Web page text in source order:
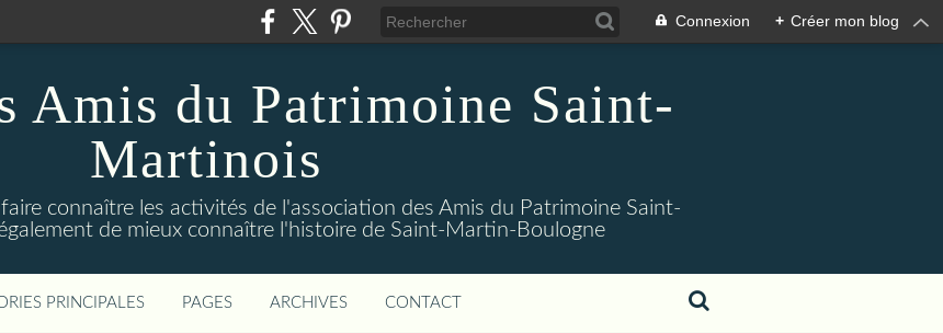
Connexion + Créer mon blog
Amis du Patrimoine Saint-
Martinois
connaître les activités de l'association des Amis du Patrimoine Saint-
de mieux connaître l'histoire de Saint-Martin-Boulogne
PRINCIPALES PAGES ARCHIVES CONTACT